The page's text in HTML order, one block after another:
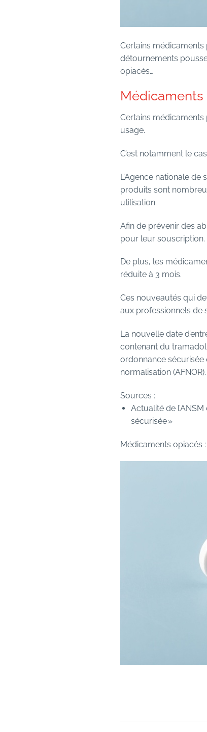
Certains
détournements
opiacés…
Médicaments
Certains
usage.
C’est notamment le
L’Agence nationale
produits sont
utilisation.
Afin de prévenir des
pour leur souscription.
De plus, les
réduite à 3 mois.
Ces nouveautés qui
aux professionnels de
La nouvelle date
contenant du
ordonnance
normalisation (AFNOR).
Sources :
Actualité de
sécurisée »
Médicaments opiacés